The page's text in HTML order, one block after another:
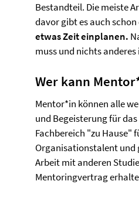
Bestandteil. Die meiste
davor gibt es auch schon
etwas Zeit einplanen.
muss und nichts
Wer kann
Mentor*in können alle
und Begeisterung für
Fachbereich "zu Hause"
Organisationstalent
Arbeit mit anderen
Mentoringvertrag